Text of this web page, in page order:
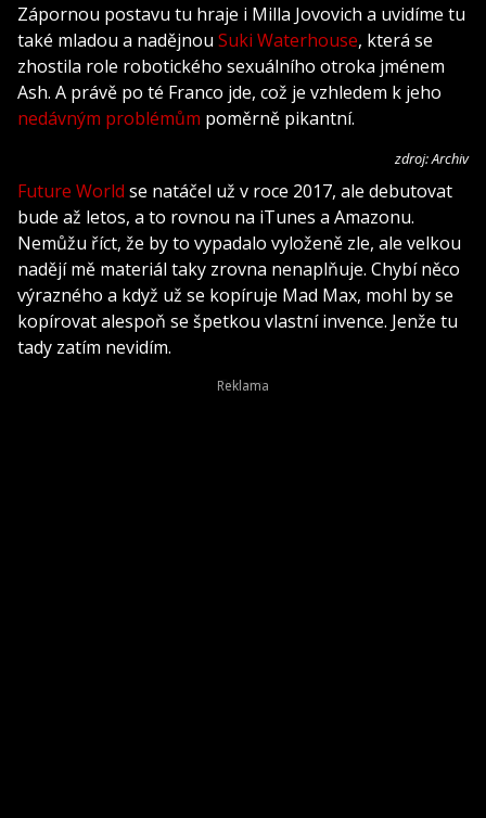
Zápornou postavu tu hraje i Milla Jovovich a uvidíme tu
také mladou a nadějnou Suki Waterhouse, která se
zhostila role robotického sexuálního otroka jménem
Ash. A právě po té Franco jde, což je vzhledem k jeho
nedávným problémům poměrně pikantní.
zdroj: Archiv
Future World se natáčel už v roce 2017, ale debutovat
bude až letos, a to rovnou na iTunes a Amazonu.
Nemůžu říct, že by to vypadalo vyloženě zle, ale velkou
nadějí mě materiál taky zrovna nenaplňuje. Chybí něco
výrazného a když už se kopíruje Mad Max, mohl by se
kopírovat alespoň se špetkou vlastní invence. Jenže tu
tady zatím nevidím.